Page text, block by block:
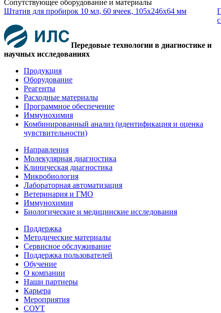
Сопутствующее оборудование и материалы
Штатив для пробирок 10 мл, 60 ячеек, 105x246x64 мм
Передовые технологии в диагностике и
научных исследованиях
Продукция
Оборудование
Реагенты
Расходные материалы
Программное обеспечение
Иммунохимия
Комбинированный анализ (идентификация и оценка
чувствительности)
Направления
Молекулярная диагностика
Клиническая диагностика
Микробиология
Лабораторная автоматизация
Ветеринария и ГМО
Иммунохимия
Биологические и медицинские исследования
Поддержка
Методические материалы
Сервисное обслуживание
Поддержка пользователей
Обучение
О компании
Наши партнеры
Карьера
Мероприятия
СОУТ